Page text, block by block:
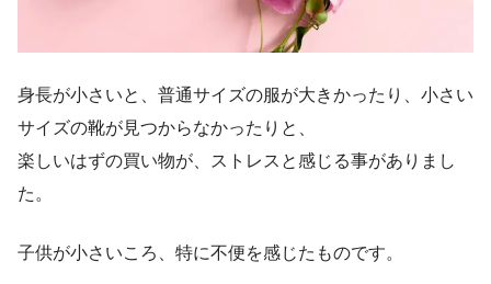
身長が小さいと、普通サイズの服が大きかったり、小さい
サイズの靴が見つからなかったりと、
楽しいはずの買い物が、ストレスと感じる事がありまし
た。
子供が小さいころ、特に不便を感じたものです。